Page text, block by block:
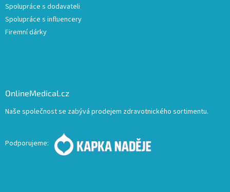
Spolupráce s dodavateli
Spolupráce s influencery
Firemní dárky
OnlineMedical.cz
Naše společnost se zabývá prodejem zdravotnického sortimentu.
Podporujeme: